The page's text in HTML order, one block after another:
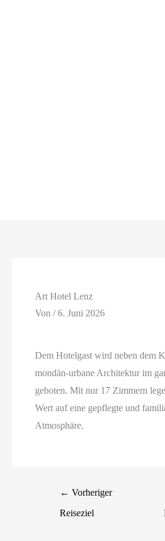
Art Hotel Lenz
Von/6. Juni 2026
Dem Hotelgast wird neben dem
mondän-urbane Architektur im
geboten. Mit nur 17 Zimmern
Wert auf eine gepflegte und
Atmosphäre.
← Vorheriger
Reiseziel